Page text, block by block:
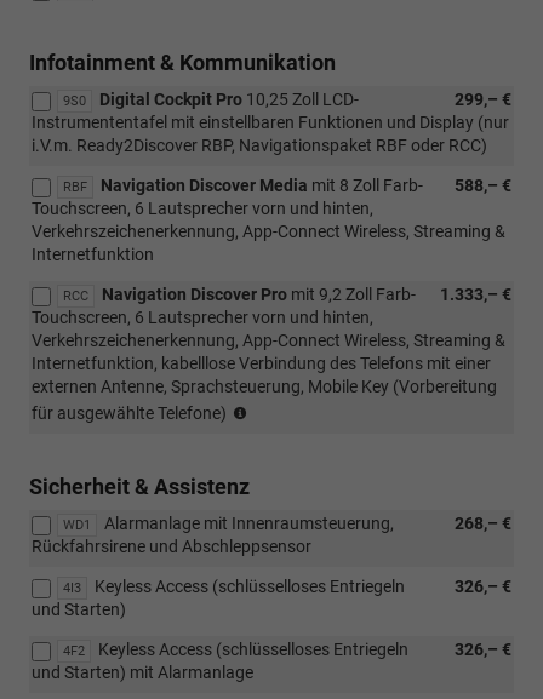
Infotainment & Kommunikation
9S0 299,– €
Digital Cockpit Pro 10,25 Zoll LCD-
Instrumententafel mit einstellbaren Funktionen und Display (nur
i.V.m. Ready2Discover RBP, Navigationspaket RBF oder RCC)
RBF 588,– €
Navigation Discover Media mit 8 Zoll Farb-
Touchscreen, 6 Lautsprecher vorn und hinten,
Verkehrszeichenerkennung, App-Connect Wireless, Streaming &
Internetfunktion
RCC 1.333,– €
Navigation Discover Pro mit 9,2 Zoll Farb-
Touchscreen, 6 Lautsprecher vorn und hinten,
Verkehrszeichenerkennung, App-Connect Wireless, Streaming &
Internetfunktion, kabelllose Verbindung des Telefons mit einer
externen Antenne, Sprachsteuerung, Mobile Key (Vorbereitung
für ausgewählte Telefone)
ausgewählten
Sprachen
Sicherheit & Assistenz
WD1 268,– €
Alarmanlage mit Innenraumsteuerung,
Rückfahrsirene und Abschleppsensor
4I3 326,– €
Keyless Access (schlüsselloses Entriegeln
und Starten)
4F2 326,– €
Keyless Access (schlüsselloses Entriegeln
und Starten) mit Alarmanlage